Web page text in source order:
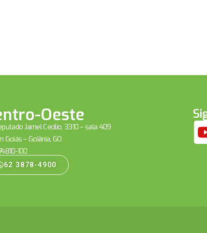
Oeste
Jamel Cecílio, 3310 – sala 409
Goiás – Goiânia, GO
100
62 3878-4900